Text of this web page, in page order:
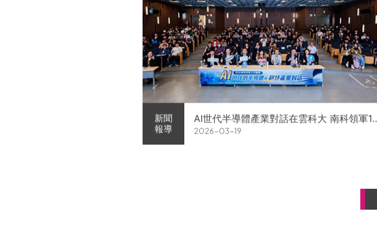
新聞
報導
AI世代半導體產業對話在雲科大 南科領軍11
家企業前進校園徵才
2026-03-19